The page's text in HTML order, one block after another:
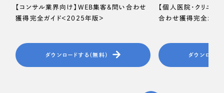
【コンサル業界向け】WEB集客＆問い合わせ
獲得完全ガイド＜2025年版＞
ダウンロードする（無料）
【個人医院・クリニッ
合わせ獲得完全ガイ
ダウンロード